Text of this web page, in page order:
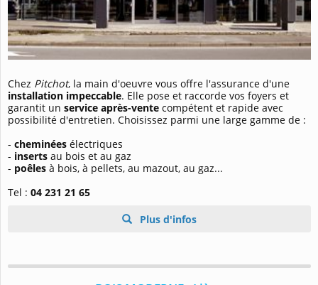
Chez Pitchot, la main d'oeuvre vous offre l'assurance d'une
installation impeccable. Elle pose et raccorde vos foyers et
garantit un service après-vente compétent et rapide avec
possibilité d'entretien. Choisissez parmi une large gamme de :
- cheminées électriques
- inserts au bois et au gaz
- poêles à bois, à pellets, au mazout, au gaz...
Tel : 04 231 21 65
Plus d'infos